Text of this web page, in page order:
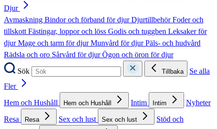
Djur
Avmaskning Bindor och förband för djurDjurtillbehörFoder och
tillskottFästingar, loppor och löss Godis och tuggben Leksaker för
djurMage och tarm för djurMunvård för djurPäls- och hudvård
Rädsla och oro Sårvård för djurÖgon och öron för djur
Sök
Tillbaka
Se alla
Fler
Hem och Hushåll
Hem och Hushåll Intim Intim
Nyheter
Resa
Resa Sex och lust Sex och lust
Stöd och